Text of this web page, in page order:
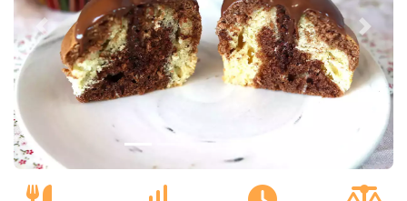
Prejšnji